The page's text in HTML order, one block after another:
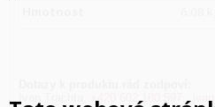
+420 602 180 597 ,